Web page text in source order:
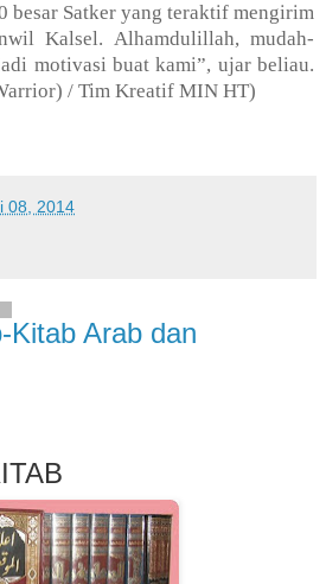
besar Satker yang teraktif mengirim
Kalsel. Alhamdulillah, mudah-
motivasi buat kami”, ujar beliau.
) / Tim Kreatif MIN HT)
08, 2014
Kitab Arab dan